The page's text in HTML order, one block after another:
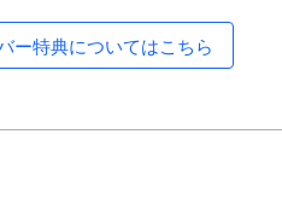
ー特典についてはこちら